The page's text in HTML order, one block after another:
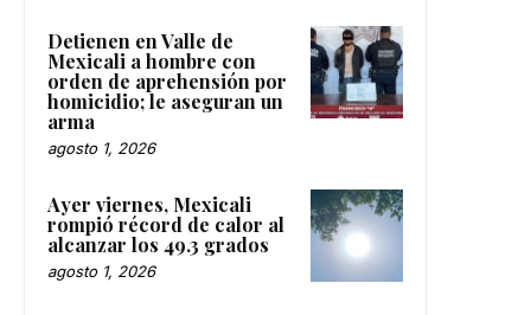
Detienen en Valle de
Mexicali a hombre con
orden de aprehensión por
homicidio; le aseguran un
arma
agosto 1, 2026
Ayer viernes, Mexicali
rompió récord de calor al
alcanzar los 49.3 grados
agosto 1, 2026